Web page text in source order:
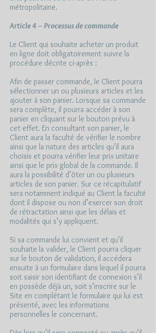
métropolitaine.
Article 4 – Processus de commande
Le Client qui souhaite acheter un produit
en ligne doit obligatoirement suivre la
procédure décrite ci-après :
Afin de passer commande, le Client pourra
sélectionner un ou plusieurs articles et les
ajouter à son panier. Lorsque sa commande
sera complète, il pourra accéder à son
panier en cliquant sur le bouton prévu à
cet effet. En consultant son panier, le
Client aura la faculté de vérifier le nombre
ainsi que la nature des articles qu’il aura
choisis et pourra vérifier leur prix unitaire
ainsi que le prix global de la commande. Il
aura la possibilité d’ôter un ou plusieurs
articles de son panier. Sur ce récapitulatif
sera notamment indiqué au Client la faculté
dont il dispose ou non d’exercer son droit
de rétractation ainsi que les délais et
modalités qui s’y appliquent.
Si sa commande lui convient et qu’il
souhaite la valider, le Client pourra cliquer
sur le bouton de validation, il accédera
ensuite à un formulaire dans lequel il pourra
soit saisir son identifiant de connexion s’il
en possède déjà un, soit s’inscrire sur le
Site en complétant le formulaire qui lui est
présenté, avec les informations
personnelles le concernant.